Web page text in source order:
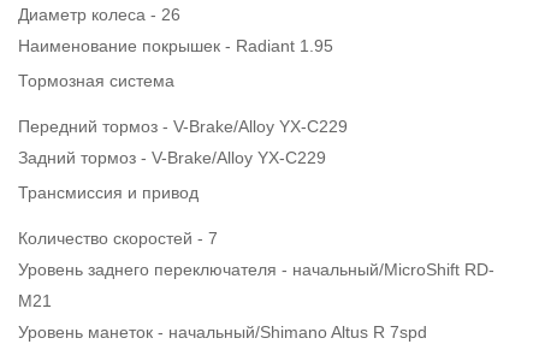
Диаметр колеса - 26
Наименование покрышек - Radiant 1.95
Тормозная система
Передний тормоз - V-Brake/Alloy YX-C229
Задний тормоз - V-Brake/Alloy YX-C229
Трансмиссия и привод
Количество скоростей - 7
Уровень заднего переключателя - начальный/MicroShift RD-
M21
Уровень манеток - начальный/Shimano Altus R 7spd